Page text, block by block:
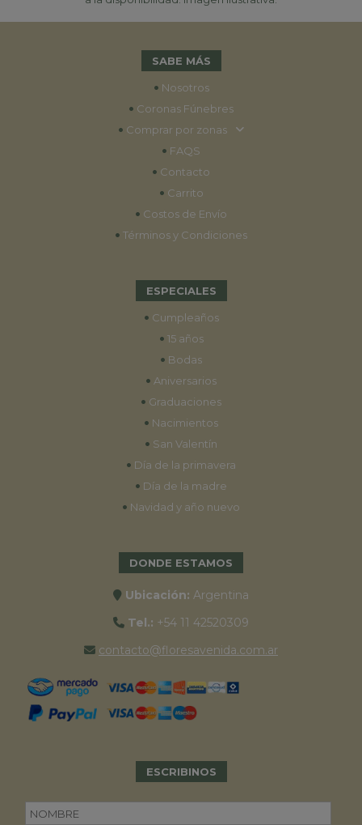
SABE MÁS
• Nosotros
• Coronas Fúnebres
• Comprar por zonas
• FAQS
• Contacto
• Carrito
• Costos de Envío
• Términos y Condiciones
ESPECIALES
• Cumpleaños
• 15 años
• Bodas
• Aniversarios
• Graduaciones
• Nacimientos
• San Valentín
• Día de la primavera
• Día de la madre
• Navidad y año nuevo
DONDE ESTAMOS
Ubicación: Argentina
Tel.: +54 11 42520309
contacto@floresavenida.com.ar
ESCRIBINOS